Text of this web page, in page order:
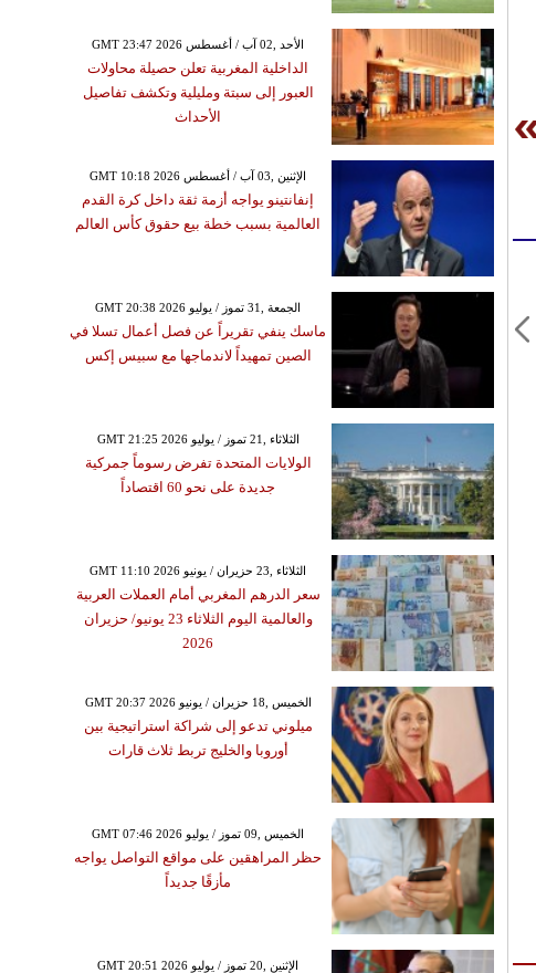
الجمعة ,07 آب / أغسطس GMT 20:13
اتفاقية للدفاع المشترك توقَع
في مكة تجمع السعودية وتركيا
وباكستان، وتعرض أي دولة
للعدوان إعتداء على الدول
الثلاثة
GMT 23:47 2026 الأحد ,02 آب / أغسطس
الداخلية المغربية تعلن حصيلة محاولات
العبور إلى سبتة ومليلية وتكشف تفاصيل
الأحداث
GMT 10:18 2026 الإثنين ,03 آب / أغسطس
إنفانتينو يواجه أزمة ثقة داخل كرة القدم
العالمية بسبب خطة بيع حقوق كأس العالم
GMT 20:38 2026 الجمعة ,31 تموز / يوليو
ماسك ينفي تقريراً عن فصل أعمال تسلا في
الصين تمهيداً لاندماجها مع سبيس إكس
GMT 21:25 2026 الثلاثاء ,21 تموز / يوليو
الولايات المتحدة تفرض رسوماً جمركية
جديدة على نحو 60 اقتصاداً
GMT 11:10 2026 الثلاثاء ,23 حزيران / يونيو
سعر الدرهم المغربي أمام العملات العربية
والعالمية اليوم الثلاثاء 23 يونيو/ حزيران
2026
GMT 20:37 2026 الخميس ,18 حزيران / يونيو
ميلوني تدعو إلى شراكة استراتيجية بين
أوروبا والخليج تربط ثلاث قارات
GMT 07:46 2026 الخميس ,09 تموز / يوليو
حظر المراهقين على مواقع التواصل يواجه
مأزقًا جديداً
GMT 20:51 2026 الإثنين ,20 تموز / يوليو